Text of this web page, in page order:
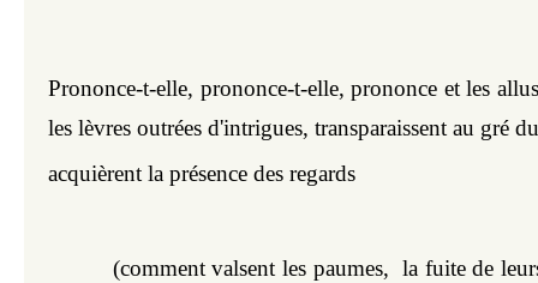
Prononce-t-elle, prononce-t-elle, prononce et les
les lèvres outrées d'intrigues, transparaissent au gré
acquièrent la présence des regards
(comment valsent les paumes,  la fuite de